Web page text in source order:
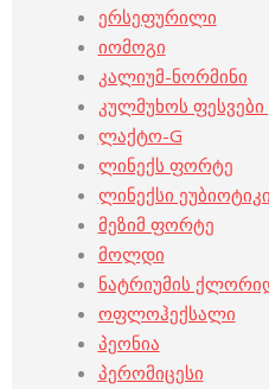
ერსეფურილი
იომოგი
კალიუმ-ნორმინი
კულმუხოს
ლაქტო-G
ლინექს ფორტე
ლინექსი ეუბიოტიკი
მეზიმ ფორტე
მოლდი
ნატრიუმის
ოფლოჰექსალი
პეონია
პერომიცესი